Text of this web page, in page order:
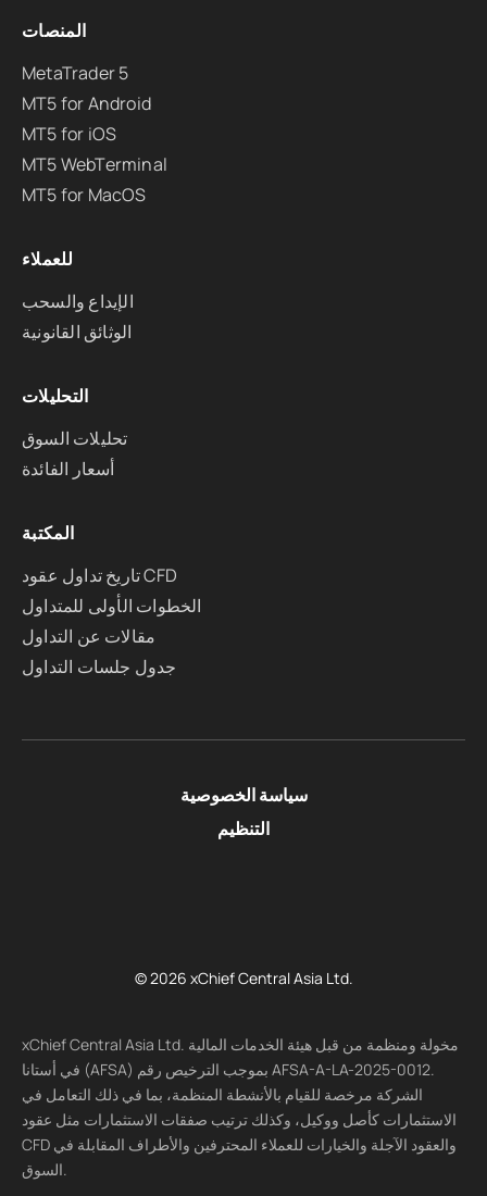
المنصات
MetaTrader 5
MT5 for Android
MT5 for iOS
MT5 WebTerminal
MT5 for MacOS
للعملاء
الإيداع والسحب
الوثائق القانونية
التحليلات
تحليلات السوق
أسعار الفائدة
المكتبة
تاريخ تداول عقود CFD
الخطوات الأولى للمتداول
مقالات عن التداول
جدول جلسات التداول
سياسة الخصوصية
التنظيم
© 2026 xChief Central Asia Ltd.
xChief Central Asia Ltd. مخولة ومنظمة من قبل هيئة الخدمات المالية
في أستانا (AFSA) بموجب الترخيص رقم AFSA-A-LA-2025-0012.
الشركة مرخصة للقيام بالأنشطة المنظمة، بما في ذلك التعامل في
الاستثمارات كأصل ووكيل، وكذلك ترتيب صفقات الاستثمارات مثل عقود
CFD والعقود الآجلة والخيارات للعملاء المحترفين والأطراف المقابلة في
السوق.